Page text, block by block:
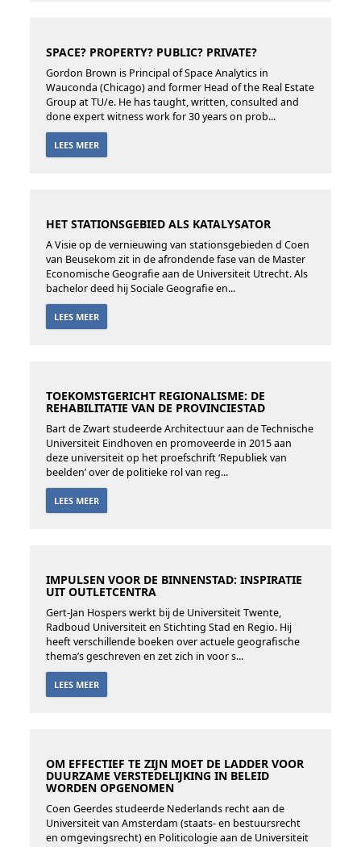
SPACE? PROPERTY? PUBLIC? PRIVATE?
Gordon Brown is Principal of Space Analytics in
Wauconda (Chicago) and former Head of the Real Estate
Group at TU/e. He has taught, written, consulted and
done expert witness work for 30 years on prob...
LEES MEER
HET STATIONSGEBIED ALS KATALYSATOR
A Visie op de vernieuwing van stationsgebieden d Coen
van Beusekom zit in de afrondende fase van de Master
Economische Geografie aan de Universiteit Utrecht. Als
bachelor deed hij Sociale Geografie en...
LEES MEER
TOEKOMSTGERICHT REGIONALISME: DE
REHABILITATIE VAN DE PROVINCIESTAD
Bart de Zwart studeerde Architectuur aan de Technische
Universiteit Eindhoven en promoveerde in 2015 aan
deze universiteit op het proefschrift ‘Republiek van
beelden’ over de politieke rol van reg...
LEES MEER
IMPULSEN VOOR DE BINNENSTAD: INSPIRATIE
UIT OUTLETCENTRA
Gert-Jan Hospers werkt bij de Universiteit Twente,
Radboud Universiteit en Stichting Stad en Regio. Hij
heeft verschillende boeken over actuele geografische
thema’s geschreven en zet zich in voor s...
LEES MEER
OM EFFECTIEF TE ZIJN MOET DE LADDER VOOR
DUURZAME VERSTEDELIJKING IN BELEID
WORDEN OPGENOMEN
Coen Geerdes studeerde Nederlands recht aan de
Universiteit van Amsterdam (staats- en bestuursrecht
en omgevingsrecht) en Politicologie aan de Universiteit